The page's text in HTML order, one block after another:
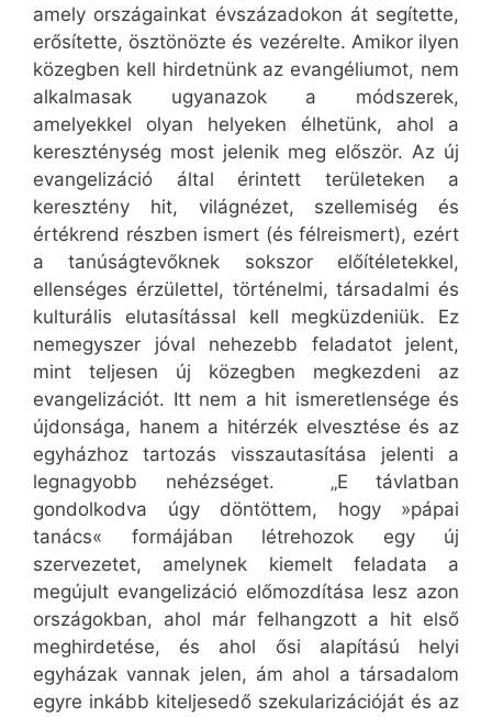
amely országainkat évszázadokon át segítette,
erősítette, ösztönözte és vezérelte. Amikor ilyen
közegben kell hirdetnünk az evangéliumot, nem
alkalmasak ugyanazok a módszerek,
amelyekkel olyan helyeken élhetünk, ahol a
kereszténység most jelenik meg először. Az új
evangelizáció által érintett területeken a
keresztény hit, világnézet, szellemiség és
értékrend részben ismert (és félreismert), ezért
a tanúságtevőknek sokszor előítéletekkel,
ellenséges érzülettel, történelmi, társadalmi és
kulturális elutasítással kell megküzdeniük. Ez
nemegyszer jóval nehezebb feladatot jelent,
mint teljesen új közegben megkezdeni az
evangelizációt. Itt nem a hit ismeretlensége és
újdonsága, hanem a hitérzék elvesztése és az
egyházhoz tartozás visszautasítása jelenti a
legnagyobb nehézséget. „E távlatban
gondolkodva úgy döntöttem, hogy »pápai
tanács« formájában létrehozok egy új
szervezetet, amelynek kiemelt feladata a
megújult evangelizáció előmozdítása lesz azon
országokban, ahol már felhangzott a hit első
meghirdetése, és ahol ősi alapítású helyi
egyházak vannak jelen, ám ahol a társadalom
egyre inkább kiteljesedő szekularizációját és az